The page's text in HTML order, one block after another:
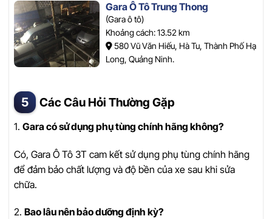
Gara Ô Tô Trung Thong
(Gara ô tô)
Khoảng cách: 13.52 km
580 Vũ Văn Hiếu, Hà Tu, Thành Phố Hạ
Long, Quảng Ninh.
Các Câu Hỏi Thường Gặp
1. Gara có sử dụng phụ tùng chính hãng không?
Có, Gara Ô Tô 3T cam kết sử dụng phụ tùng chính hãng
để đảm bảo chất lượng và độ bền của xe sau khi sửa
chữa.
2. Bao lâu nên bảo dưỡng định kỳ?